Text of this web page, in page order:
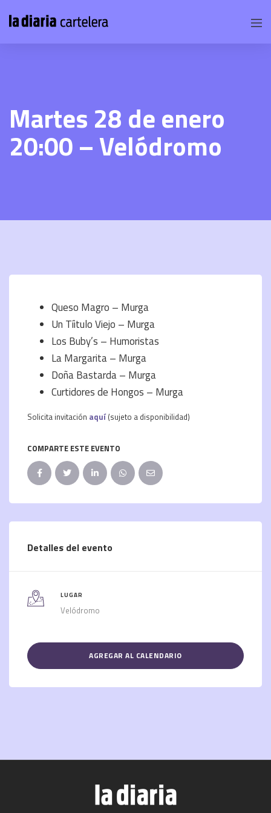
Martes 28 de enero
20:00 – Velódromo
Queso Magro – Murga
Un Tíitulo Viejo – Murga
Los Buby’s – Humoristas
La Margarita – Murga
Doña Bastarda – Murga
Curtidores de Hongos – Murga
Solicita invitación aquí (sujeto a disponibilidad)
COMPARTE ESTE EVENTO
Detalles del evento
LUGAR
Velódromo
AGREGAR AL CALENDARIO